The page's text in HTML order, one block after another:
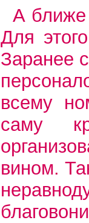
А
Для
Заранее
всему
саму
вином.